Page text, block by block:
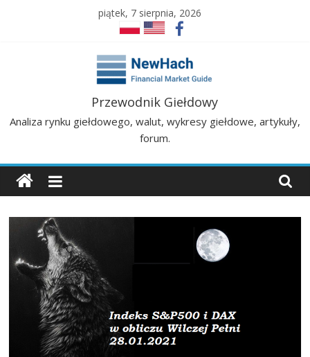
piątek, 7 sierpnia, 2026
NewHach
Przewodnik
Giełdowy
|
Analizy
Finansowe
Przewodnik Giełdowy
Analiza rynku giełdowego, walut, wykresy giełdowe, artykuły,
forum.